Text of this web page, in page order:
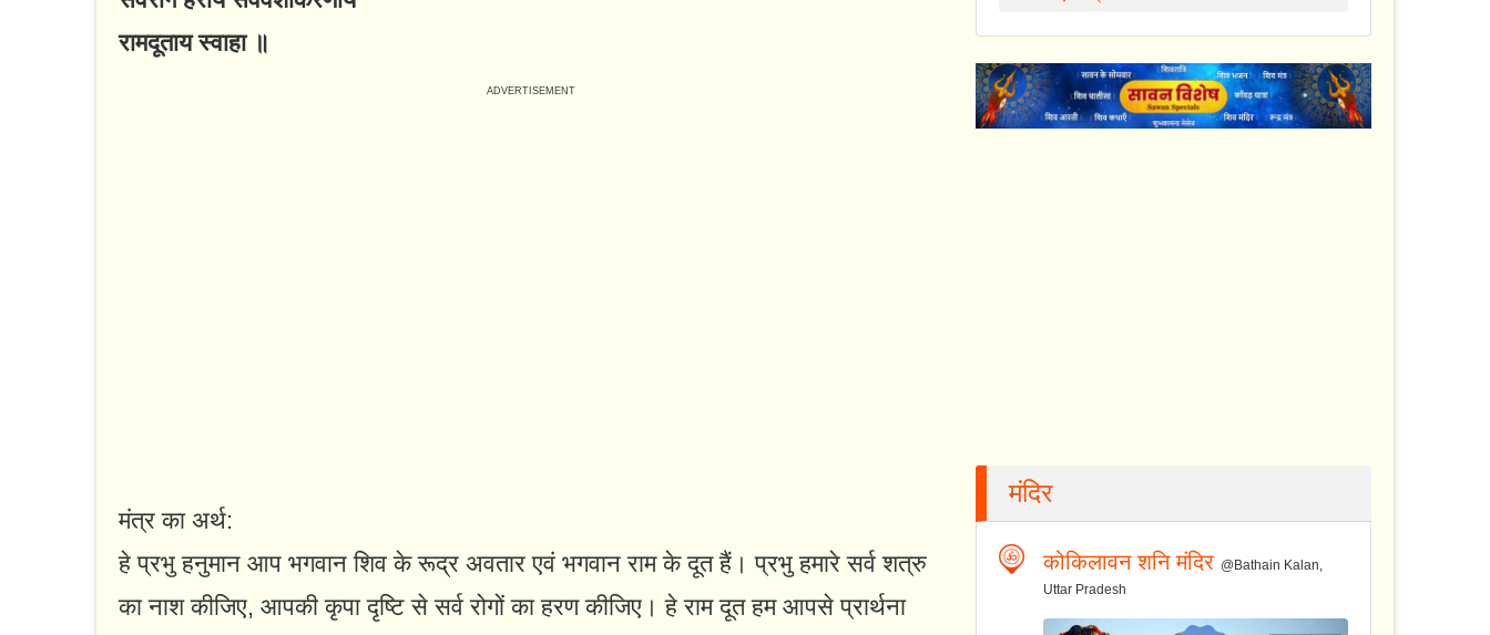
रामदूताय स्वाहा ॥
मंत्र का अर्थ:
हे प्रभु हनुमान आप भगवान शिव के रूद्र अवतार एवं भगवान राम के दूत हैं। प्रभु हमारे सर्व शत्रु
का नाश कीजिए, आपकी कृपा दृष्टि से सर्व रोगों का हरण कीजिए। हे राम दूत हम आपसे प्रार्थना
मंदिर
कोकिलावन शनि मंदिर @Bathain Kalan,
Uttar Pradesh